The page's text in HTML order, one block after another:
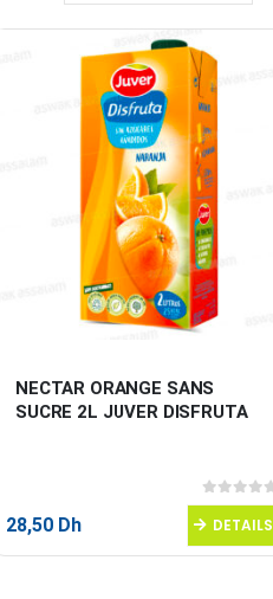
NECTAR ORANGE SANS
SUCRE 2L JUVER DISFRUTA
0sur 5
28,50 Dh DETAILS